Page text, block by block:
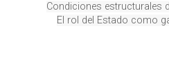
Condiciones estructurales
El rol del Estado como